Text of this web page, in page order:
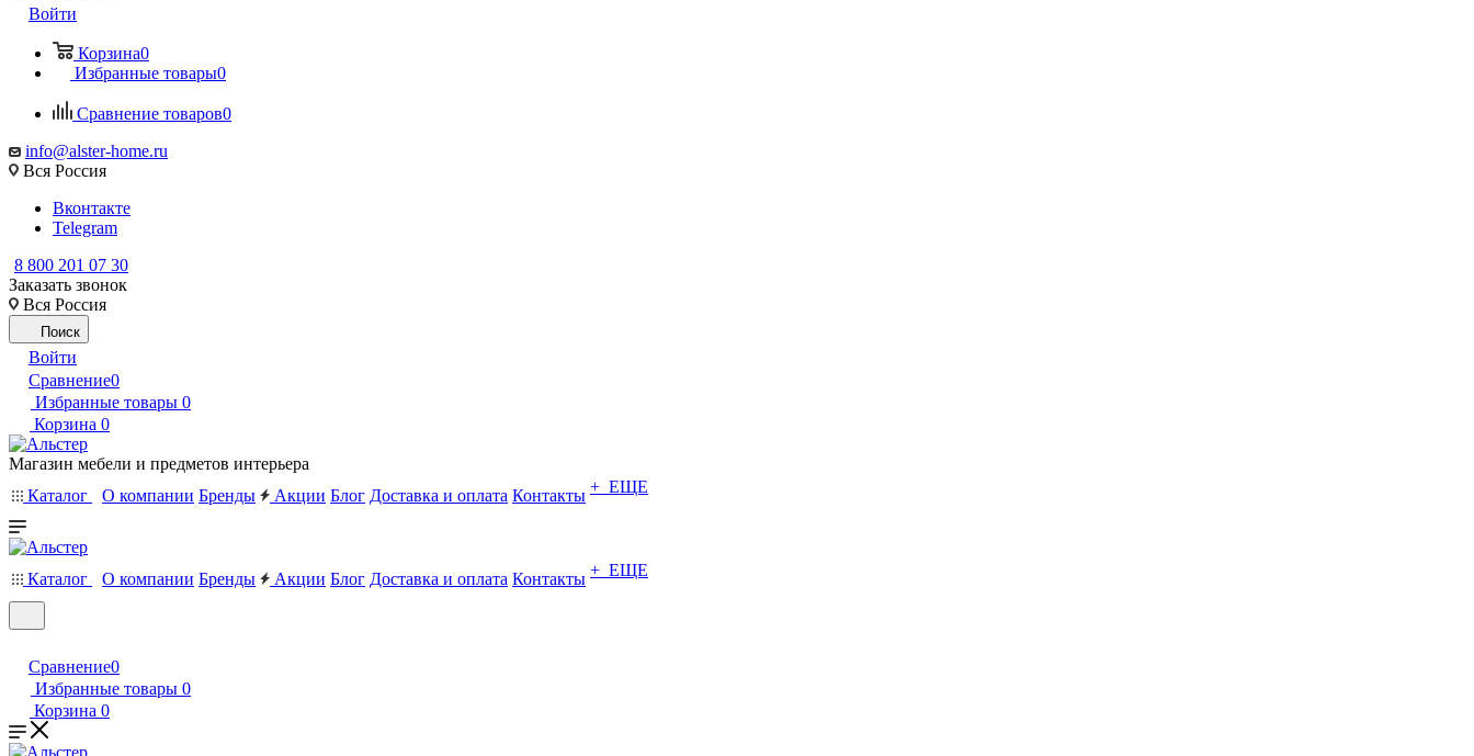
Войти
Корзина0
Избранные товары0
Сравнение товаров0
info@alster-home.ru
Вся Россия
Вконтакте
Telegram
8 800 201 07 30
Заказать звонок
Вся Россия
Поиск
Войти
Сравнение0
Избранные товары 0
Корзина 0
Магазин мебели и предметов интерьера
Каталог
О компании Бренды Акции Блог Доставка и оплата Контакты + ЕЩЕ
Каталог О компании Бренды Акции Блог Доставка и оплата Контакты + ЕЩЕ
Сравнение0
Избранные товары 0
Корзина 0